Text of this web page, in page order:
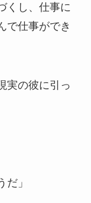
くし、仕事に
で仕事ができ
実の彼に引っ
だ」